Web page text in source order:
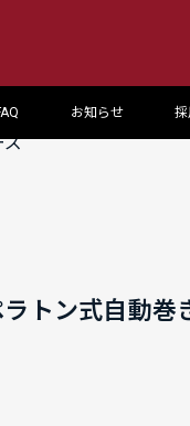
お知らせ
ズ
トン式自動巻